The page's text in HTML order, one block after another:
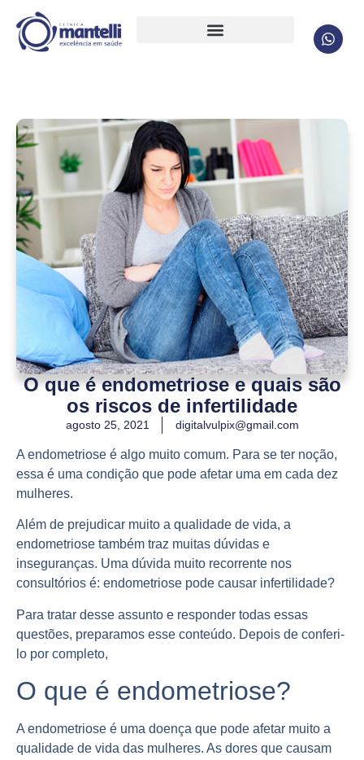
O que é endometriose e quais são
os riscos de infertilidade
agosto 25, 2021 digitalvulpix@gmail.com
A endometriose é algo muito comum. Para se ter noção,
essa é uma condição que pode afetar uma em cada dez
mulheres.
Além de prejudicar muito a qualidade de vida, a
endometriose também traz muitas dúvidas e
inseguranças. Uma dúvida muito recorrente nos
consultórios é: endometriose pode causar infertilidade?
Para tratar desse assunto e responder todas essas
questões, preparamos esse conteúdo. Depois de conferi-
lo por completo,
O que é endometriose?
A endometriose é uma doença que pode afetar muito a
qualidade de vida das mulheres. As dores que causam